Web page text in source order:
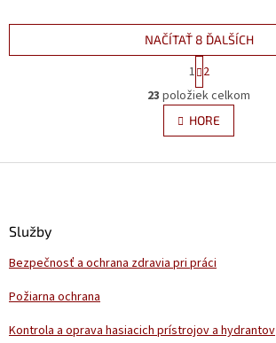
O
v
l
á
v
NAČÍTAŤ 8 ĎALŠÍCH
t
r
á
n
k
v
1 2
23 položiek celkom
HORE
Služby
Bezpečnosť a ochrana zdravia pri práci
Požiarna ochrana
Kontrola a oprava hasiacich prístrojov a hydrantov